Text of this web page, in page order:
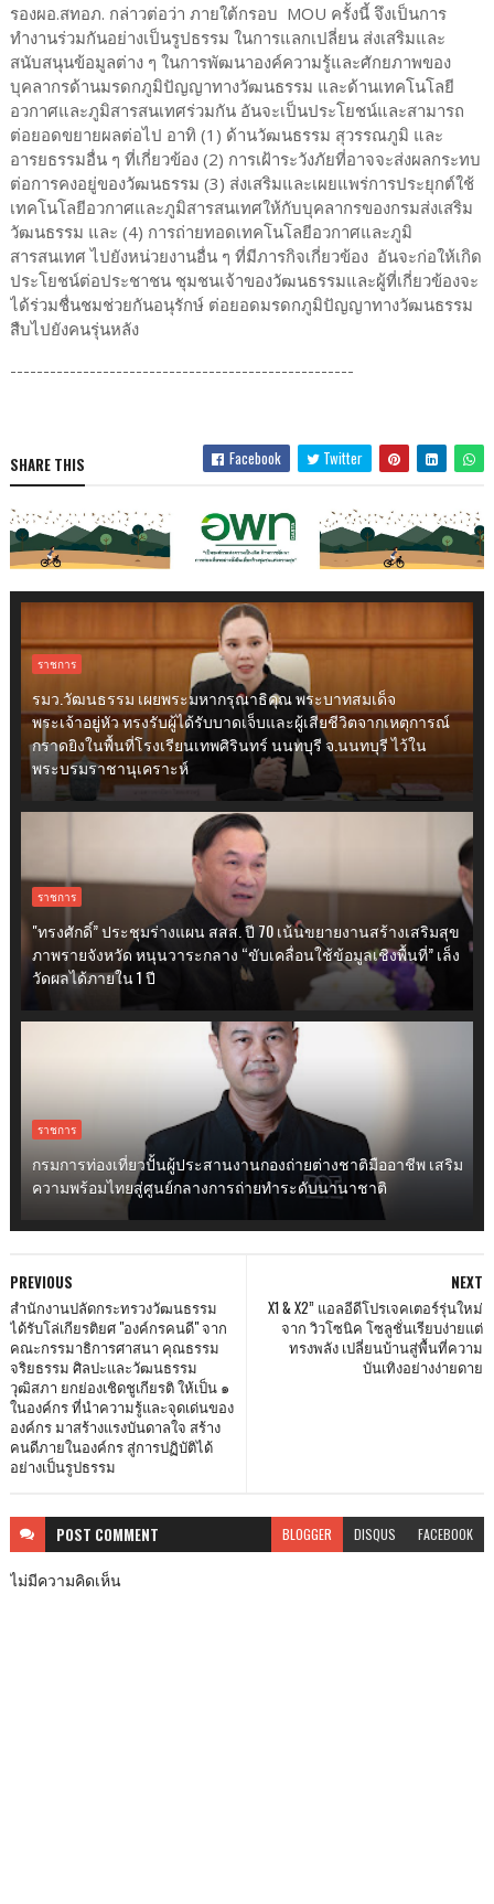
รองผอ.สทอภ. กล่าวต่อว่า ภายใต้กรอบ MOU ครั้งนี้ จึงเป็นการ
ทำงานร่วมกันอย่างเป็นรูปธรรม ในการแลกเปลี่ยน ส่งเสริมและ
สนับสนุนข้อมูลต่าง ๆ ในการพัฒนาองค์ความรู้และศักยภาพของ
บุคลากรด้านมรดกภูมิปัญญาทางวัฒนธรรม และด้านเทคโนโลยี
อวกาศและภูมิสารสนเทศร่วมกัน อันจะเป็นประโยชน์และสามารถ
ต่อยอดขยายผลต่อไป อาทิ (1) ด้านวัฒนธรรม สุวรรณภูมิ และ
อารยธรรมอื่น ๆ ที่เกี่ยวข้อง (2) การเฝ้าระวังภัยที่อาจจะส่งผลกระทบ
ต่อการคงอยู่ของวัฒนธรรม (3) ส่งเสริมและเผยแพร่การประยุกต์ใช้
เทคโนโลยีอวกาศและภูมิสารสนเทศให้กับบุคลากรของกรมส่งเสริม
วัฒนธรรม และ (4) การถ่ายทอดเทคโนโลยีอวกาศและภูมิ
สารสนเทศ ไปยังหน่วยงานอื่น ๆ ที่มีภารกิจเกี่ยวข้อง อันจะก่อให้เกิด
ประโยชน์ต่อประชาชน ชุมชนเจ้าของวัฒนธรรมและผู้ที่เกี่ยวข้องจะ
ได้ร่วมชื่นชมช่วยกันอนุรักษ์ ต่อยอดมรดกภูมิปัญญาทางวัฒนธรรม
สืบไปยังคนรุ่นหลัง
----------------------------------------------------
SHARE THIS Facebook Twitter
ราชการ
รมว.วัฒนธรรม เผยพระมหากรุณาธิคุณ พระบาทสมเด็จ
พระเจ้าอยู่หัว ทรงรับผู้ได้รับบาดเจ็บและผู้เสียชีวิตจากเหตุการณ์
กราดยิงในพื้นที่โรงเรียนเทพศิรินทร์ นนทบุรี จ.นนทบุรี ไว้ใน
พระบรมราชานุเคราะห์
ราชการ
"ทรงศักดิ์” ประชุมร่างแผน สสส. ปี 70 เน้นขยายงานสร้างเสริมสุข
ภาพรายจังหวัด หนุนวาระกลาง “ขับเคลื่อนใช้ข้อมูลเชิงพื้นที่” เล็ง
วัดผลได้ภายใน 1 ปี
ราชการ
กรมการท่องเที่ยวปั้นผู้ประสานงานกองถ่ายต่างชาติมืออาชีพ เสริม
ความพร้อมไทยสู่ศูนย์กลางการถ่ายทำระดับนานาชาติ
NEXT
X1 & X2” แอลอีดีโปรเจคเตอร์รุ่นใหม่
จาก วิวโซนิค โซลูชั่นเรียบง่ายแต่
ทรงพลัง เปลี่ยนบ้านสู่พื้นที่ความ
บันเทิงอย่างง่ายดาย
PREVIOUS
สำนักงานปลัดกระทรวงวัฒนธรรม
ได้รับโล่เกียรติยศ "องค์กรคนดี" จาก
คณะกรรมาธิการศาสนา คุณธรรม
จริยธรรม ศิลปะและวัฒนธรรม
วุฒิสภา ยกย่องเชิดชูเกียรติ ให้เป็น ๑
ในองค์กร ที่นำความรู้และจุดเด่นของ
องค์กร มาสร้างแรงบันดาลใจ สร้าง
คนดีภายในองค์กร สู่การปฏิบัติได้
อย่างเป็นรูปธรรม
POST COMMENT BLOGGER DISQUS FACEBOOK
ไม่มีความคิดเห็น